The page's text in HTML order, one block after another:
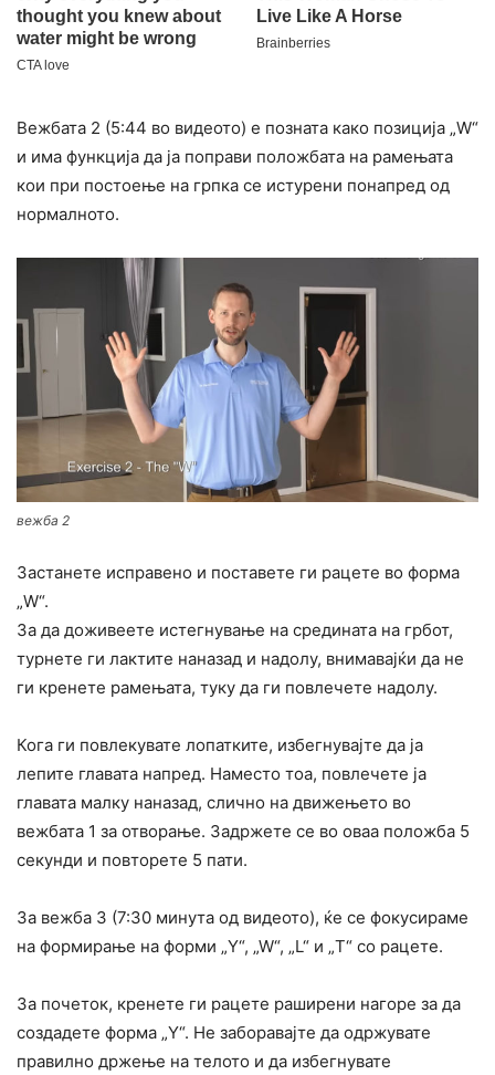
Вежбата 2 (5:44 во видеото) е позната како позиција „W“
и има функција да ја поправи положбата на рамењата
кои при постоење на грпка се истурени понапред од
нормалното.
вежба 2
Застанете исправено и поставете ги рацете во форма
„W“.
За да доживеете истегнување на средината на грбот,
турнете ги лактите наназад и надолу, внимавајќи да не
ги кренете рамењата, туку да ги повлечете надолу.
Кога ги повлекувате лопатките, избегнувајте да ја
лепите главата напред. Наместо тоа, повлечете ја
главата малку наназад, слично на движењето во
вежбата 1 за отворање. Задржете се во оваа положба 5
секунди и повторете 5 пати.
За вежба 3 (7:30 минута од видеото), ќе се фокусираме
на формирање на форми „Y“, „W“, „L“ и „T“ со рацете.
За почеток, кренете ги рацете раширени нагоре за да
создадете форма „Y“. Не заборавајте да одржувате
правилно држење на телото и да избегнувате